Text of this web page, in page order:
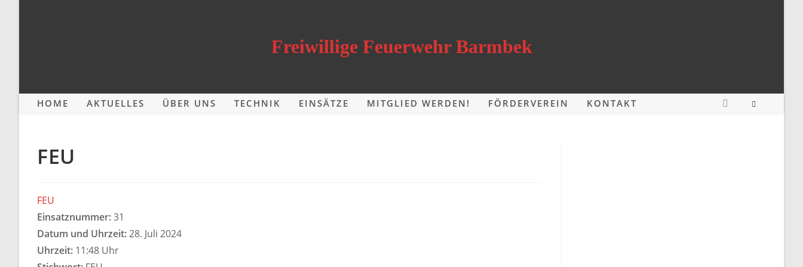
Freiwillige Feuerwehr Barmbek
HOME AKTUELLES ÜBER UNS TECHNIK EINSÄTZE MITGLIED WERDEN! FÖRDERVEREIN KONTAKT
FEU
FEU
Einsatznummer:31
Datum und Uhrzeit:28. Juli 2024
Uhrzeit: 11:48 Uhr